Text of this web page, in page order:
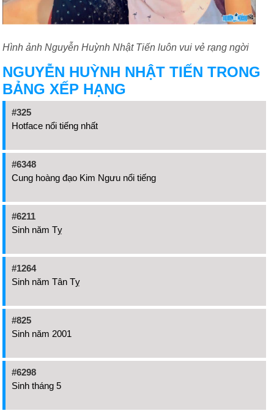
Hình ảnh Nguyễn Huỳnh Nhật Tiến luôn vui vẻ rạng ngời
NGUYỄN HUỲNH NHẬT TIẾN TRONG
BẢNG XẾP HẠNG
#325
Hotface nổi tiếng nhất
#6348
Cung hoàng đạo Kim Ngưu nổi tiếng
#6211
Sinh năm Tỵ
#1264
Sinh năm Tân Tỵ
#825
Sinh năm 2001
#6298
Sinh tháng 5